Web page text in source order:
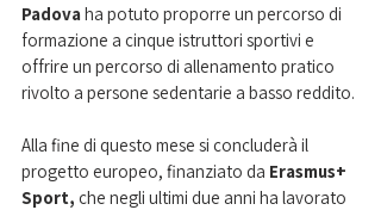
Padova ha potuto proporre un percorso di
formazione a cinque istruttori sportivi e
offrire un percorso di allenamento pratico
rivolto a persone sedentarie a basso reddito.
Alla fine di questo mese si concluderà il
progetto europeo, finanziato da Erasmus+
Sport, che negli ultimi due anni ha lavorato